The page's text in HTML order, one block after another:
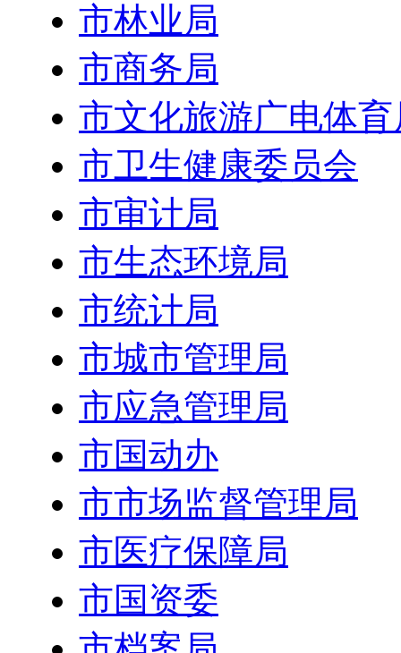
市林业局
市商务局
市文化旅游广电体育
市卫生健康委员会
市审计局
市生态环境局
市统计局
市城市管理局
市应急管理局
市国动办
市市场监督管理局
市医疗保障局
市国资委